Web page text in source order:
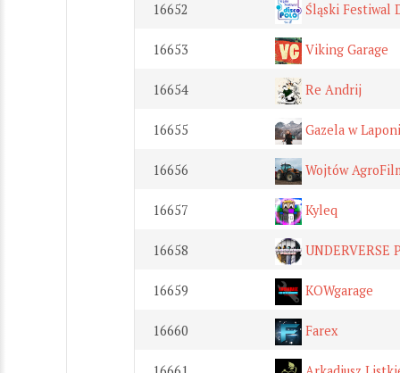
16652 Śląski Festiwal
16653 Viking Garage
16654 Re Andrij
16655 Gazela w
16656 Wojtów
16657 Kyleq
16658 UNDERVERSE
16659 KOWgarage
16660 Farex